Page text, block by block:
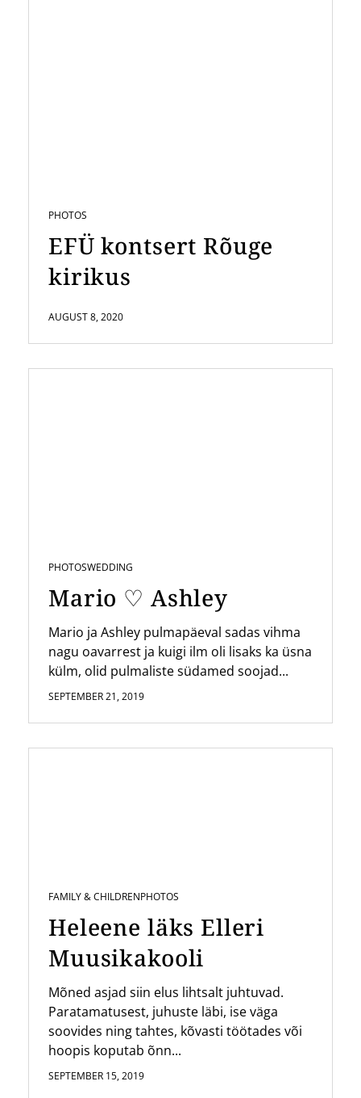
PHOTOS
EFÜ kontsert Rõuge
kirikus
AUGUST 8, 2020
PHOTOSWEDDING
Mario ♡ Ashley
Mario ja Ashley pulmapäeval sadas vihma
nagu oavarrest ja kuigi ilm oli lisaks ka üsna
külm, olid pulmaliste südamed soojad...
SEPTEMBER 21, 2019
FAMILY & CHILDRENPHOTOS
Heleene läks Elleri
Muusikakooli
Mõned asjad siin elus lihtsalt juhtuvad.
Paratamatusest, juhuste läbi, ise väga
soovides ning tahtes, kõvasti töötades või
hoopis koputab õnn...
SEPTEMBER 15, 2019